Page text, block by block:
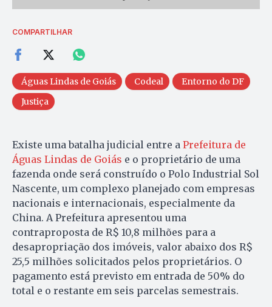
COMPARTILHAR
Águas Lindas de Goiás Codeal
Entorno do DF
Justiça
Existe uma batalha judicial entre a Prefeitura de
Águas Lindas de Goiás e o proprietário de uma
fazenda onde será construído o Polo Industrial Sol
Nascente, um complexo planejado com empresas
nacionais e internacionais, especialmente da
China. A Prefeitura apresentou uma
contraproposta de R$ 10,8 milhões para a
desapropriação dos imóveis, valor abaixo dos R$
25,5 milhões solicitados pelos proprietários. O
pagamento está previsto em entrada de 50% do
total e o restante em seis parcelas semestrais.